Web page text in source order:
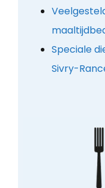
Speciale
Sivry-